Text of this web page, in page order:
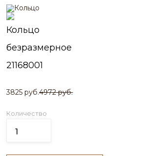
Кольцо
безразмерное
21168001
3825 руб.4972 руб.
Количество